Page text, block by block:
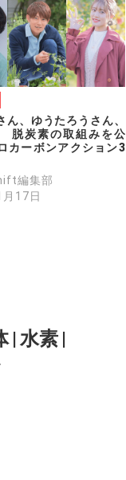
ん、ゆうたろうさん、
脱炭素の取組みを公
カーボンアクション3
編集部
17日
|水素 |